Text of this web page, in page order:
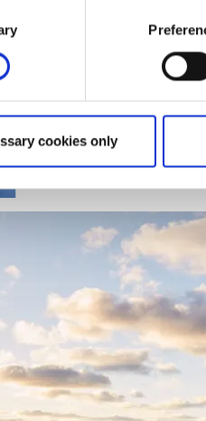
cookies only
Boka en naturupplevelse att
paddlingsäventyr både med